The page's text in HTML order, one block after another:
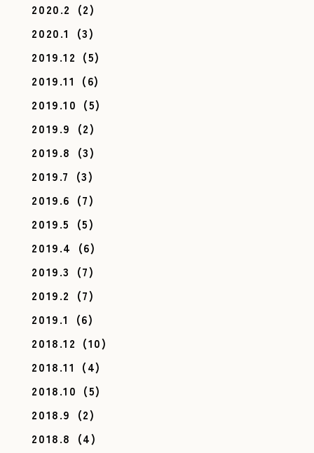
2020.2 (2)
2020.1
(3)
2019.12 (5)
2019.11 (6)
2019.10 (5)
2019.9 (2)
2019.8 (3)
2019.7 (3)
2019.6 (7)
2019.5 (5)
2019.4 (6)
2019.3 (7)
2019.2 (7)
2019.1
(6)
2018.12 (10)
2018.11 (4)
2018.10 (5)
2018.9 (2)
2018.8 (4)